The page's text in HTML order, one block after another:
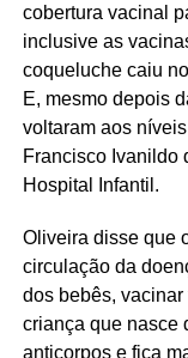
cobertura vacinal
inclusive as
coqueluche caiu
E, mesmo depois
voltaram aos
Francisco Ivanildo
Hospital Infantil.
Oliveira disse que
circulação da
dos bebês,
criança que nasce
anticorpos e fica